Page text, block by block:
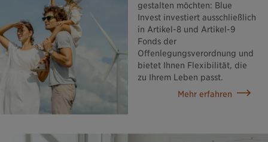
gestalten möchten: Blue
Invest investiert ausschließlich
in Artikel-8 und Artikel-9
Fonds der
Offenlegungsverordnung und
bietet Ihnen Flexibilität, die
zu Ihrem Leben passt.
Mehr erfahren